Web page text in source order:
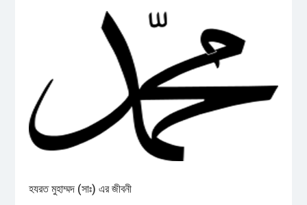
হযরত মুহাম্মদ (সাঃ) এর জীবনী